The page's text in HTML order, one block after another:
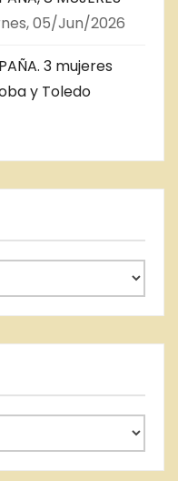
05/Jun/2026
3 mujeres
y Toledo